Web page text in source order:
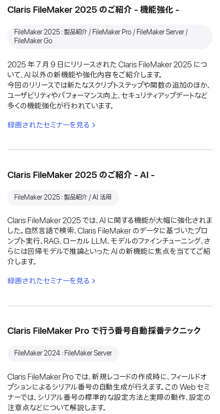
Claris FileMaker 2025 のご紹介 - 機能強化 -
FileMaker 2025：製品紹介 / FileMaker Pro / FileMaker Server /
FileMaker Go
2025 年 7 月 9 日にリリースされた Claris FileMaker 2025 につ
いて、AI 以外の新機能や強化内容をご紹介します。
今回のリリースでは新たなスクリプトステップや関数の追加のほか、
ユーザビリティやパフォーマンス向上、セキュリティアップデートなど
多くの機能強化が行われています。
録画されたセミナーを見る
Claris FileMaker 2025 のご紹介 - AI -
FileMaker 2025：製品紹介 / AI 活用
Claris FileMaker 2025 では、AI に関する機能が大幅に強化されま
した。自然言語で検索、Claris FileMaker のデータに基づいたプロ
ンプト実行、RAG、ローカル LLM、モデルのファインチューニング、さ
らには回帰モデルで推論といった AI の新機能に焦点を当ててご紹
介します。
録画されたセミナーを見る
Claris FileMaker Pro で行う番号自動採番テクニック
FileMaker 2024：FileMaker Server
Claris FileMaker Pro では、新規レコードの作成時に、フィールドオ
プションによるシリアル番号の自動生成が行えます。この Web セミ
ナーでは、シリアル番号の標準的な設定方法と実際の動作、設定の
注意点などについて解説します。